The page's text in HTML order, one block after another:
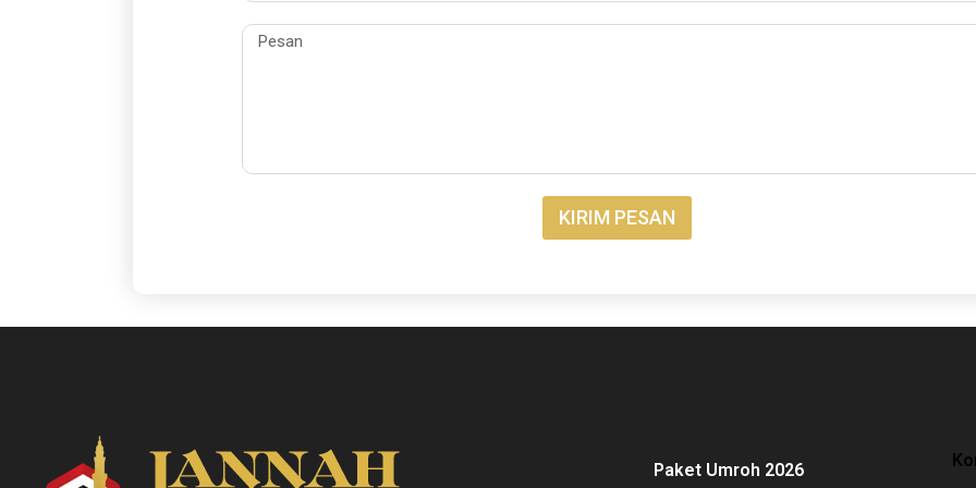
KIRIM PESAN
Paket Umroh 2026